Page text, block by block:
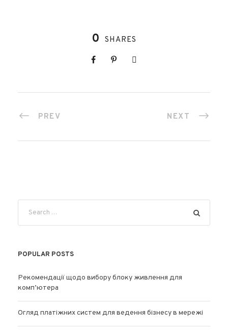
0 SHARES
PREV NEXT
POPULAR POSTS
Рекомендації щодо вибору блоку живлення для
комп’ютера
Огляд платіжних систем для ведення бізнесу в мережі